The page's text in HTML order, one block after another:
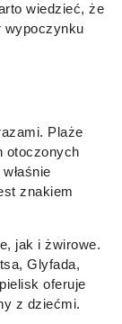
wiedzieć, że
wypoczynku
Plaże
otoczonych
znakiem
jak i żwirowe.
Glyfada,
oferuje
z dziećmi.